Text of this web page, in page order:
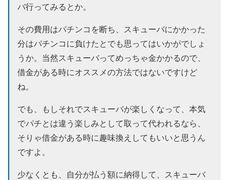
バ行ってみるとか。
その費用はパチンコを断ち、スキューバにかかった
分はパチンコに負けたとでも思ってはいかがでしょ
うか。当然スキューバってめっちゃ金かかるので、
借金がある時にオススメの方法ではないですけど
ね。
でも、もしそれでスキューバが楽しくなって、本気
でパチとは違う楽しみとして取って代われるなら、
そりゃ借金がある時に趣味換えしてもいいと思うん
ですよ。
少なくとも、自分が払う額に納得して、スキューバ